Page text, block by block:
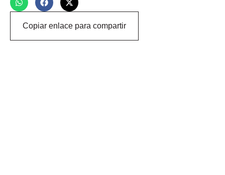
Copiar enlace para compartir